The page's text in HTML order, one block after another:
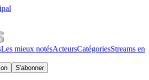
Les mieux notésActeursCatégoriesStreams en
S'abonner